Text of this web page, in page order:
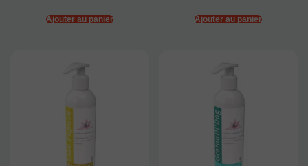
Ajouter au panier Ajouter au panier